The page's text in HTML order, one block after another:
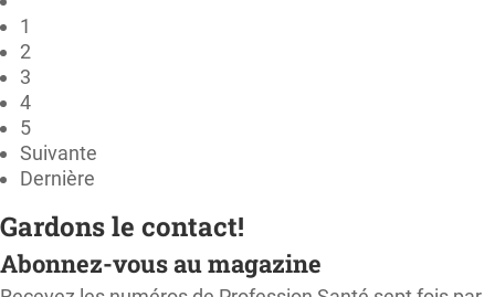
1
2
3
4
5
Suivante
Dernière
Gardons le contact!
Abonnez-vous au magazine